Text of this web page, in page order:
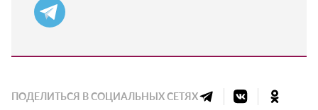
ПОДЕЛИТЬСЯ В СОЦИАЛЬНЫХ СЕТЯХ